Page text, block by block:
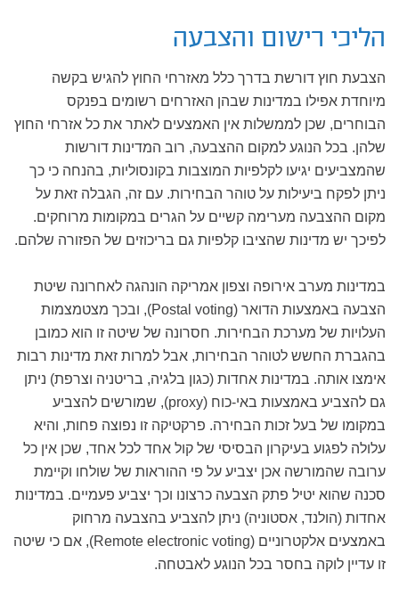
הליכי רישום והצבעה
הצבעת חוץ דורשת בדרך כלל מאזרחי החוץ להגיש בקשה
מיוחדת אפילו במדינות שבהן האזרחים רשומים בפנקס
הבוחרים, שכן לממשלות אין האמצעים לאתר את כל אזרחי החוץ
שלהן. בכל הנוגע למקום ההצבעה, רוב המדינות דורשות
שהמצביעים יגיעו לקלפיות המוצבות בקונסוליות, בהנחה כי כך
ניתן לפקח ביעילות על טוהר הבחירות. עם זה, הגבלה זאת על
מקום ההצבעה מערימה קשיים על הגרים במקומות מרוחקים.
לפיכך יש מדינות שהציבו קלפיות גם בריכוזים של הפזורה שלהם.
במדינות מערב אירופה וצפון אמריקה הונהגה לאחרונה שיטת
הצבעה באמצעות הדואר (Postal voting), ובכך מצטמצמות
העלויות של מערכת הבחירות. חסרונה של שיטה זו הוא כמובן
בהגברת החשש לטוהר הבחירות, אבל למרות זאת מדינות רבות
אימצו אותה. במדינות אחדות (כגון בלגיה, בריטניה וצרפת) ניתן
גם להצביע באמצעות באי-כוח (proxy), שמורשים להצביע
במקומו של בעל זכות הבחירה. פרקטיקה זו נפוצה פחות, והיא
עלולה לפגוע בעיקרון הבסיסי של קול אחד לכל אחד, שכן אין כל
ערובה שהמורשה אכן יצביע על פי ההוראות של שולחו וקיימת
סכנה שהוא יטיל פתק הצבעה כרצונו וכך יצביע פעמיים. במדינות
אחדות (הולנד, אסטוניה) ניתן להצביע בהצבעה מרחוק
באמצעים אלקטרוניים (Remote electronic voting), אם כי שיטה
זו עדיין לוקה בחסר בכל הנוגע לאבטחה.